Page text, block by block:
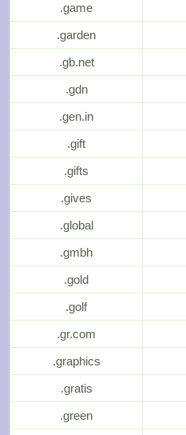
.game
.garden
.gb.net
.gdn
.gen.in
.gift
.gifts
.gives
.global
.gmbh
.gold
.golf
.gr.com
.graphics
.gratis
.green